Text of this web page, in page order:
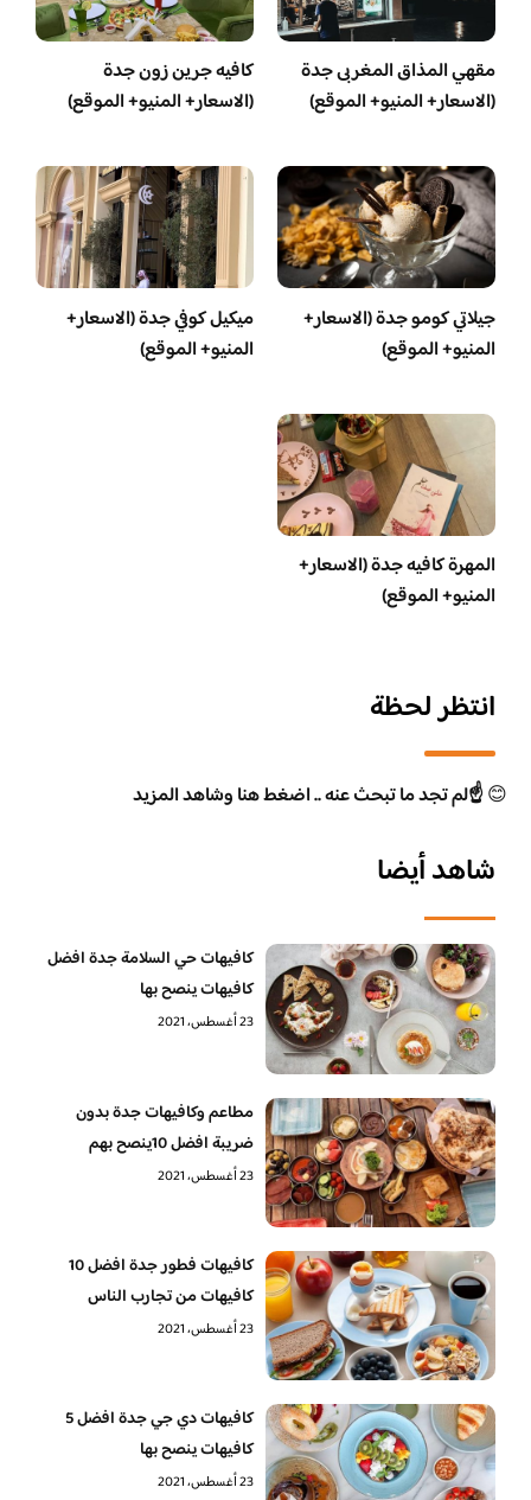
مقهي المذاق المغربى جدة
(الاسعار+ المنيو+ الموقع)
كافيه جرين زون جدة
(الاسعار+ المنيو+ الموقع)
جيلاتي كومو جدة (الاسعار+
المنيو+ الموقع)
ميكيل كوفي جدة (الاسعار+
المنيو+ الموقع)
المهرة كافيه جدة (الاسعار+
المنيو+ الموقع)
انتظر لحظة
😊☝️لم تجد ما تبحث عنه .. اضغط هنا وشاهد المزيد
شاهد أيضا
كافيهات حي السلامة جدة افضل
كافيهات ينصح بها
23 أغسطس، 2021
مطاعم وكافيهات جدة بدون
ضريبة افضل 10ينصح بهم
23 أغسطس، 2021
كافيهات فطور جدة افضل 10
كافيهات من تجارب الناس
23 أغسطس، 2021
كافيهات دي جي جدة افضل 5
كافيهات ينصح بها
23 أغسطس، 2021